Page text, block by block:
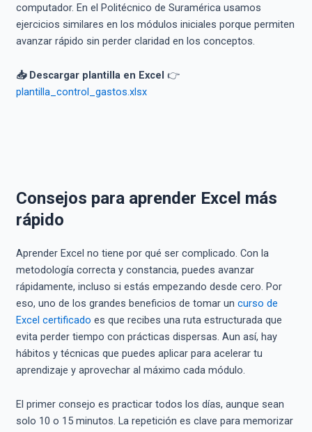
computador. En el Politécnico de Suramérica usamos
ejercicios similares en los módulos iniciales porque permiten
avanzar rápido sin perder claridad en los conceptos.
📥 Descargar plantilla en Excel 👉
plantilla_control_gastos.xlsx
Consejos para aprender Excel más
rápido
Aprender Excel no tiene por qué ser complicado. Con la
metodología correcta y constancia, puedes avanzar
rápidamente, incluso si estás empezando desde cero. Por
eso, uno de los grandes beneficios de tomar un curso de
Excel certificado es que recibes una ruta estructurada que
evita perder tiempo con prácticas dispersas. Aun así, hay
hábitos y técnicas que puedes aplicar para acelerar tu
aprendizaje y aprovechar al máximo cada módulo.
El primer consejo es practicar todos los días, aunque sean
solo 10 o 15 minutos. La repetición es clave para memorizar